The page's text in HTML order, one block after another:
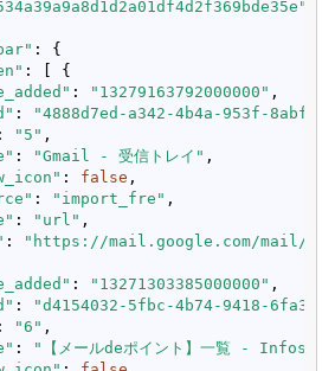
: {
: [ {
: "13279163792000000" ,
:
"4888d7ed-a342-4b4a-953f-
: "5" ,
: "Gmail - 受信トレイ" ,
: false ,
: "import_fre" ,
: "url" ,
:
"https://mail.google.com/mail/
: "13271303385000000" ,
:
"d4154032-5fbc-4b74-9418-
: "6" ,
:
"【メールdeポイント】一覧 -